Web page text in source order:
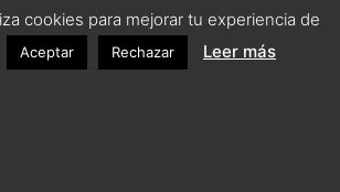
cookies para mejorar tu experiencia de
Aceptar Rechazar Leer más